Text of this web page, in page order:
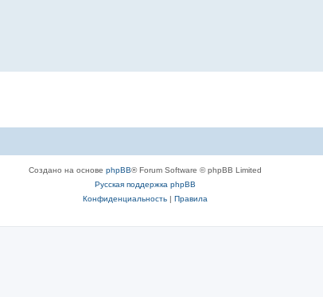
Создано на основе phpBB® Forum Software © phpBB Limited
Русская поддержка phpBB
Конфиденциальность| Правила